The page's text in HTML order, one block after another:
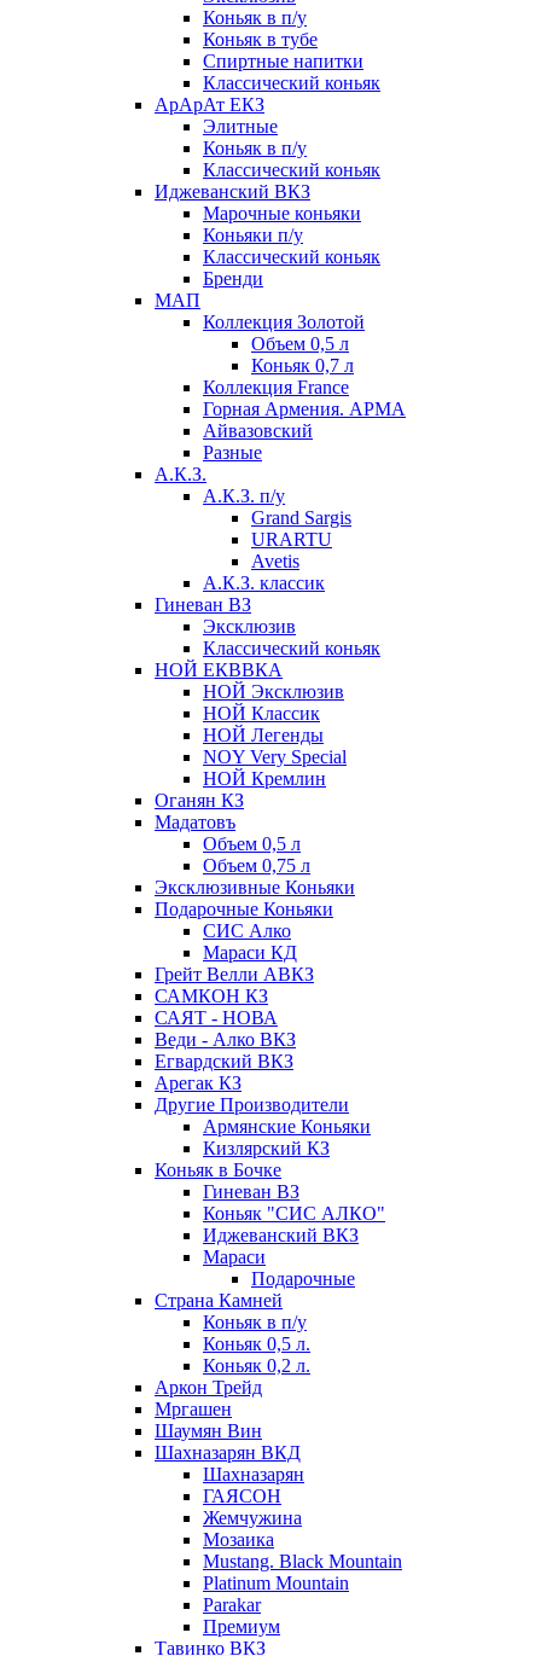
Коньяк в п/у
Коньяк в тубе
Спиртные напитки
Классический коньяк
АрАрАт ЕКЗ
Элитные
Коньяк в п/у
Классический коньяк
Иджеванский ВКЗ
Марочные коньяки
Коньяки п/у
Классический коньяк
Бренди
МАП
Коллекция Золотой
Объем 0,5 л
Коньяк 0,7 л
Коллекция France
Горная Армения. АРМА
Айвазовский
Разные
А.К.З.
А.К.З. п/у
Grand Sargis
URARTU
Avetis
А.К.З. классик
Гиневан ВЗ
Эксклюзив
Классический коньяк
НОЙ ЕКВВКА
НОЙ Эксклюзив
НОЙ Классик
НОЙ Легенды
NOY Very Speсial
НОЙ Кремлин
Оганян КЗ
Мадатовъ
Объем 0,5 л
Объем 0,75 л
Эксклюзивные Коньяки
Подарочные Коньяки
СИС Алко
Мараси КД
Грейт Велли АВКЗ
САМКОН КЗ
САЯТ - НОВА
Веди - Алко ВКЗ
Егвардский ВКЗ
Арегак КЗ
Другие Производители
Армянские Коньяки
Кизлярский КЗ
Коньяк в Бочке
Гиневан ВЗ
Коньяк "СИС АЛКО"
Иджеванский ВКЗ
Мараси
Подарочные
Страна Камней
Коньяк в п/у
Коньяк 0,5 л.
Коньяк 0,2 л.
Аркон Трейд
Мргашен
Шаумян Вин
Шахназарян ВКД
Шахназарян
ГАЯСОН
Жемчужина
Мозаика
Mustang. Black Mountain
Platinum Mountain
Parakar
Премиум
Тавинко ВКЗ